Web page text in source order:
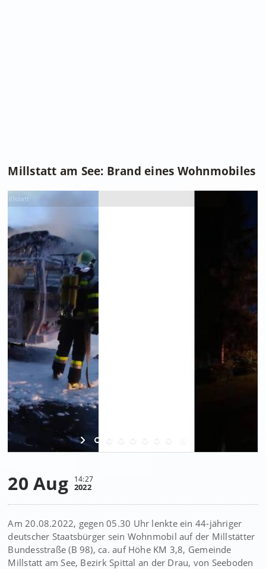
Millstatt am See: Brand eines Wohnmobiles
20 Aug 14:27
2022
Am 20.08.2022, gegen 05.30 Uhr lenkte ein 44-jähriger
deutscher Staatsbürger sein Wohnmobil auf der Millstätter
Bundesstraße (B 98), ca. auf Höhe KM 3,8, Gemeinde
Millstatt am See, Bezirk Spittal an der Drau, von Seeboden